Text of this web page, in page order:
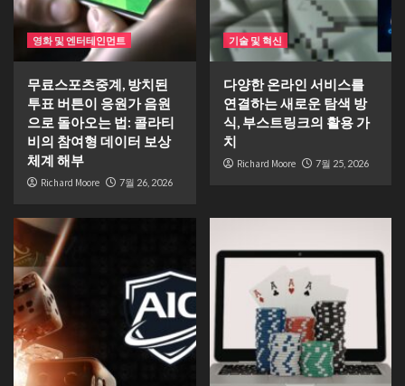
영화 및 엔터테인먼트
무료스포츠중계, 방치된
투표 버튼이 응원가 음원
으로 돌아오는 법: 콜라티
비의 참여형 데이터 보상
체계 해부
Richard Moore 7월 26, 2026
기술 및 혁신
다양한 온라인 서비스를
연결하는 새로운 탐색 방
식, 부스트링크의 활용 가
치
Richard Moore 7월 25, 2026